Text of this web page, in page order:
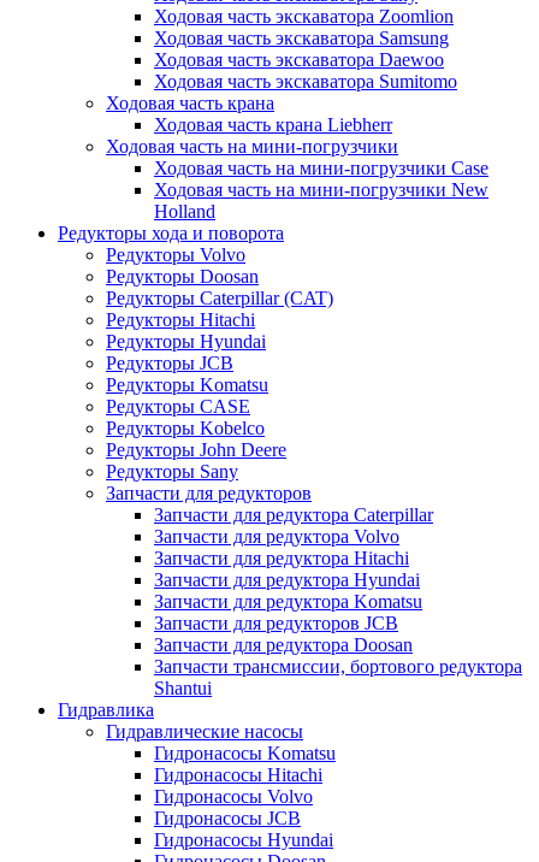
Ходовая часть экскаватора Zoomlion
Ходовая часть экскаватора Samsung
Ходовая часть экскаватора Daewoo
Ходовая часть экскаватора Sumitomo
Ходовая часть крана
Ходовая часть крана Liebherr
Ходовая часть на мини-погрузчики
Ходовая часть на мини-погрузчики Case
Ходовая часть на мини-погрузчики New
Holland
Редукторы хода и поворота
Редукторы Volvo
Редукторы Doosan
Редукторы Caterpillar (CAT)
Редукторы Hitachi
Редукторы Hyundai
Редукторы JCB
Редукторы Komatsu
Редукторы CASE
Редукторы Kobelco
Редукторы John Deere
Редукторы Sany
Запчасти для редукторов
Запчасти для редуктора Caterpillar
Запчасти для редуктора Volvo
Запчасти для редуктора Hitachi
Запчасти для редуктора Hyundai
Запчасти для редуктора Komatsu
Запчасти для редукторов JCB
Запчасти для редуктора Doosan
Запчасти трансмиссии, бортового редуктора
Shantui
Гидравлика
Гидравлические насосы
Гидронасосы Komatsu
Гидронасосы Hitachi
Гидронасосы Volvo
Гидронасосы JCB
Гидронасосы Hyundai